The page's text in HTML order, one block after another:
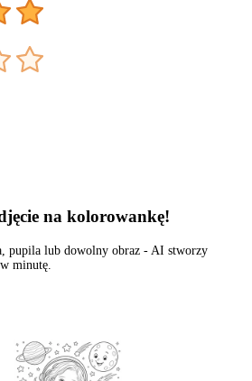
na kolorowankę!
pupila lub dowolny obraz - AI stworzy
minutę.